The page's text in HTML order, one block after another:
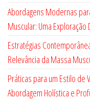
Abordagens Modernas
Muscular: Uma Exploração
Estratégias
Relevância da Massa
Práticas para um Estilo de
Abordagem Holística e